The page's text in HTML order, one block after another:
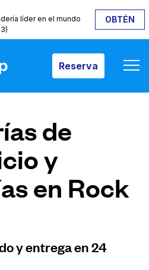
líder en el mundo
OBTÉN
Reserva
Reserva
de
y
en Rock
y entrega en 24